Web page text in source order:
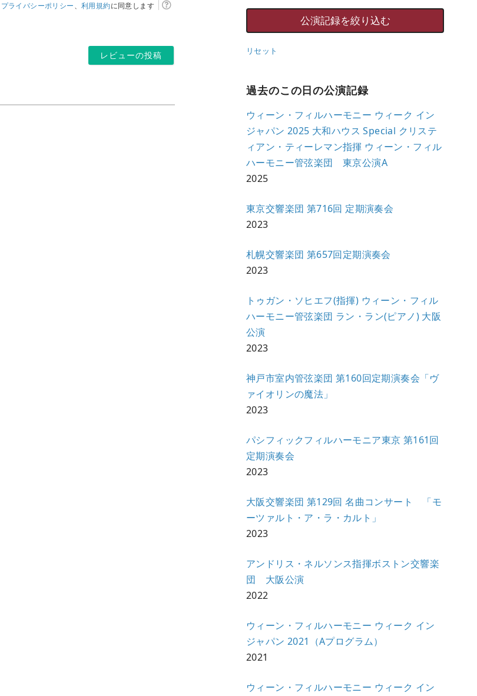
プライバシーポリシー、 利用規約に同意します
リセット
過去のこの日の公演記録
ウィーン・フィルハーモニー ウィーク イン
ジャパン 2025 大和ハウス Special クリステ
ィアン・ティーレマン指揮 ウィーン・フィル
ハーモニー管弦楽団 東京公演A
2025
東京交響楽団 第716回 定期演奏会
2023
札幌交響楽団 第657回定期演奏会
2023
トゥガン・ソヒエフ(指揮) ウィーン・フィル
ハーモニー管弦楽団 ラン・ラン(ピアノ) 大阪
公演
2023
神戸市室内管弦楽団 第160回定期演奏会「ヴ
ァイオリンの魔法」
2023
パシフィックフィルハーモニア東京 第161回
定期演奏会
2023
大阪交響楽団 第129回 名曲コンサート 「モ
ーツァルト・ア・ラ・カルト」
2023
アンドリス・ネルソンス指揮ボストン交響楽
団 大阪公演
2022
ウィーン・フィルハーモニー ウィーク イン
ジャパン 2021（Aプログラム）
2021
ウィーン・フィルハーモニー ウィーク イン